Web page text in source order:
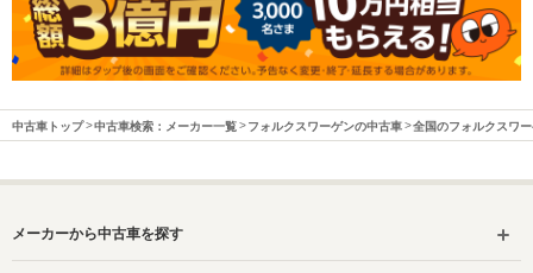
中古車トップ 中古車検索：メーカー一覧 フォルクスワーゲンの中古車 全国のフォルクスワ
メーカーから中古車を探す